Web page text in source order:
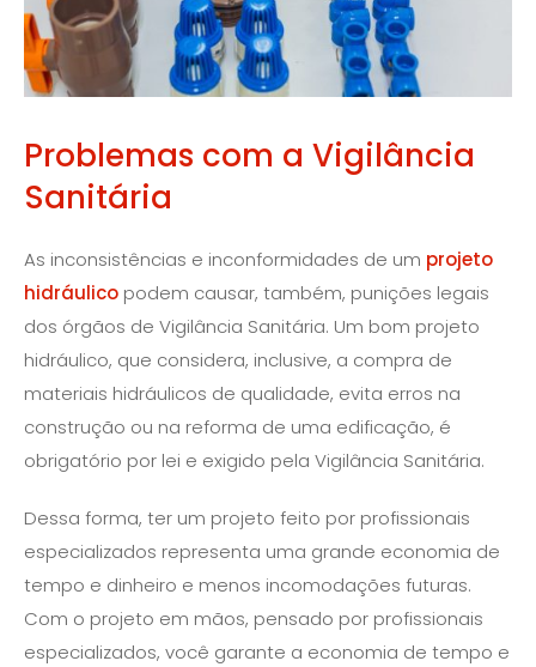
Problemas com a Vigilância
Sanitária
As inconsistências e inconformidades de um projeto
hidráulico podem causar, também, punições legais
dos órgãos de Vigilância Sanitária. Um bom projeto
hidráulico, que considera, inclusive, a compra de
materiais hidráulicos de qualidade, evita erros na
construção ou na reforma de uma edificação, é
obrigatório por lei e exigido pela Vigilância Sanitária.
Dessa forma, ter um projeto feito por profissionais
especializados representa uma grande economia de
tempo e dinheiro e menos incomodações futuras.
Com o projeto em mãos, pensado por profissionais
especializados, você garante a economia de tempo e